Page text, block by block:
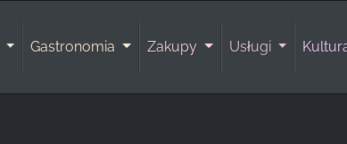
Gastronomia Zakupy Usługi